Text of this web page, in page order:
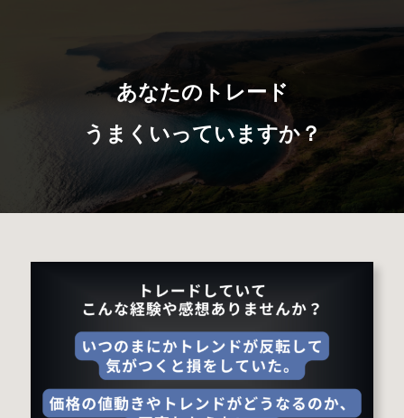
あなたのトレード
うまくいっていますか？